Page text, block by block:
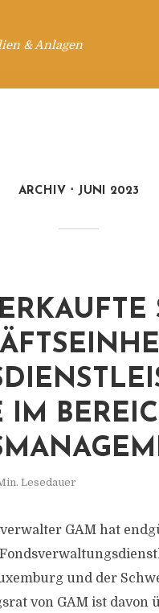
& Anlagen
ARCHIV JUNI 2023
IM
Lesedauer
GAM hat
und der
von GAM ist davon